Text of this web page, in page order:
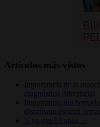
Artículos más vistos
Importancia de la
diagnóstico diferencial
Importancia del
disrafismo espinal
Y ya son 63 años…